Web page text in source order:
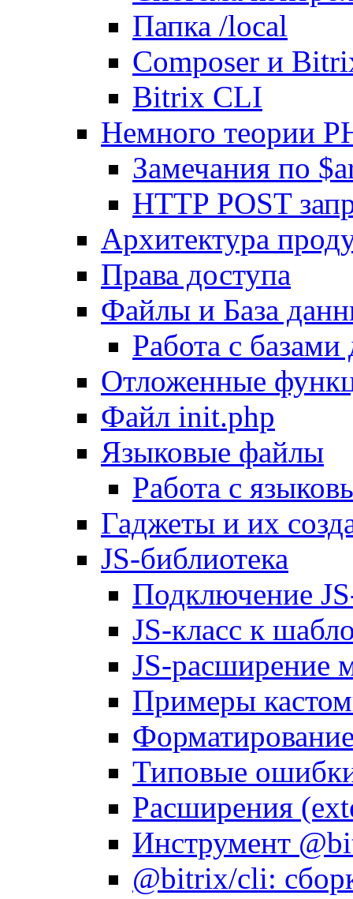
Папка /local
Composer и
Bitrix CLI
Немного теории
Замечания по
HTTP POST
Архитектура
Права доступа
Файлы и База
Работа с
Отложенные
Файл init.php
Языковые файлы
Работа с
Гаджеты и их
JS-библиотека
Подключение
JS-класс к
JS-расширение
Примеры
Типовые
Расширения
Инструмент
@bitrix/cli: